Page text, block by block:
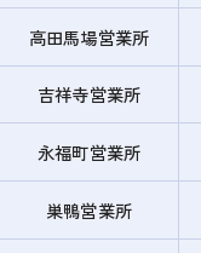
高田馬場営業所
吉祥寺営業所
永福町営業所
巣鴨営業所